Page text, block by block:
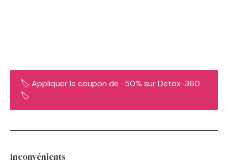
🏷️ Appliquer le coupon de -50% sur Detox-360
🏷️
Inconvénients